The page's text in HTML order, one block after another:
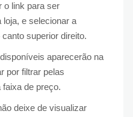
o link para ser
loja, e selecionar a
canto superior direito.
aparecerão na
por filtrar pelas
de preço.
deixe de visualizar